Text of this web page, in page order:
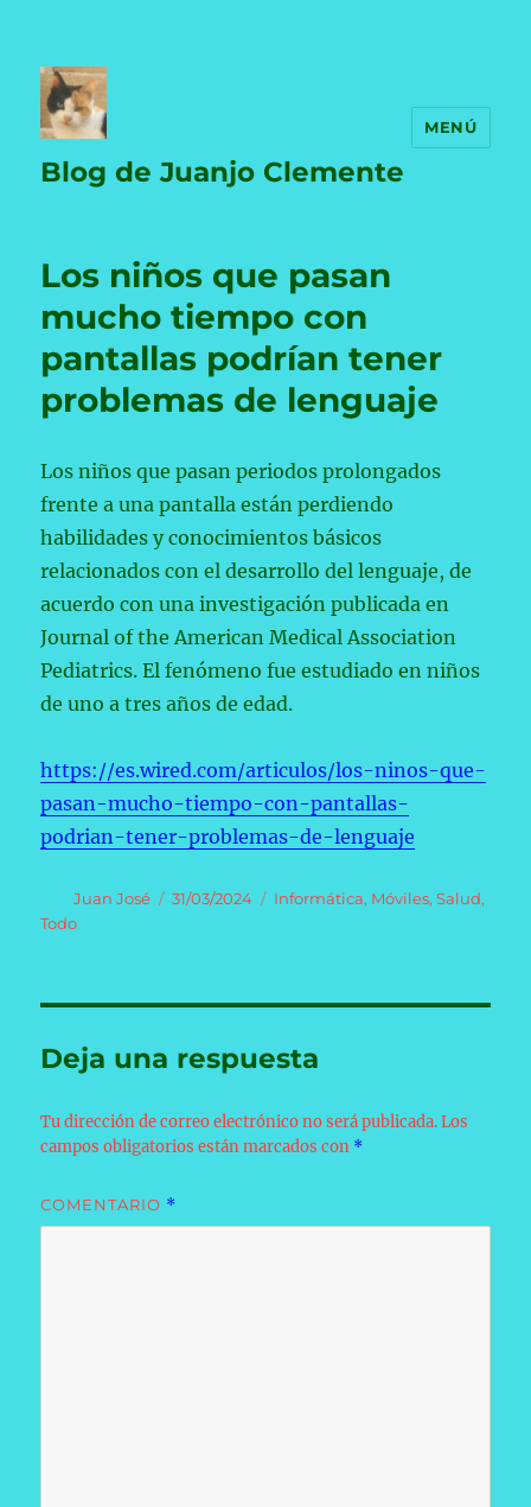
Blog de Juanjo Clemente
MENÚ
Los niños que pasan
mucho tiempo con
pantallas podrían tener
problemas de lenguaje
Los niños que pasan periodos prolongados
frente a una pantalla están perdiendo
habilidades y conocimientos básicos
relacionados con el desarrollo del lenguaje, de
acuerdo con una investigación publicada en
Journal of the American Medical Association
Pediatrics. El fenómeno fue estudiado en niños
de uno a tres años de edad.
https://es.wired.com/articulos/los-ninos-que-
pasan-mucho-tiempo-con-pantallas-
podrian-tener-problemas-de-lenguaje
Autor
Juan José
Publicado
31/03/2024 Categorías
Informática, Móviles,Salud,
Todo
Deja una respuesta
Tu dirección de correo electrónico no será publicada. Los
campos obligatorios están marcados con *
COMENTARIO *